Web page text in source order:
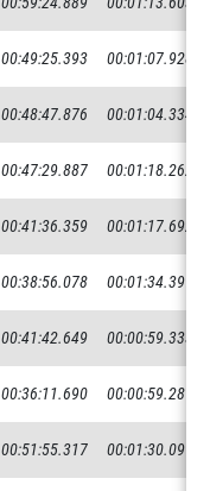
00:49:25.393 00:01:07.928
00:48:47.876 00:01:04.334
00:47:29.887 00:01:18.262
00:41:36.359 00:01:17.692
00:38:56.078 00:01:34.397
00:41:42.649 00:00:59.333
00:36:11.690 00:00:59.289
00:51:55.317 00:01:30.091